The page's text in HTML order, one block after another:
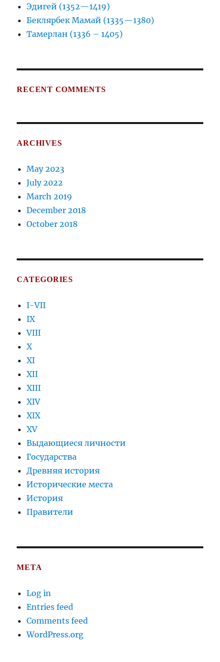
Эдигей (1352—1419)
Беклярбек Мамай (1335—1380)
Тамерлан (1336 – 1405)
RECENT COMMENTS
ARCHIVES
May 2023
July 2022
March 2019
December 2018
October 2018
CATEGORIES
I-VII
IX
VIII
X
XI
XII
XIII
XIV
XIX
XV
Выдающиеся личности
Государства
Древняя история
Исторические места
История
Правители
META
Log in
Entries feed
Comments feed
WordPress.org